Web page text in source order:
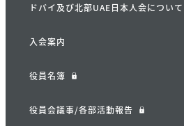
ドバイ及び北部UAE日本人会について
入会案内
役員名簿
役員会議事/各部活動報告